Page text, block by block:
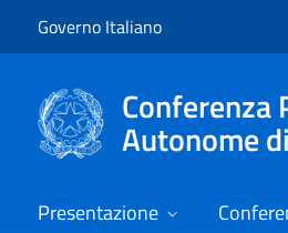
Governo Italiano
Conferenza
Autonome
Presentazione